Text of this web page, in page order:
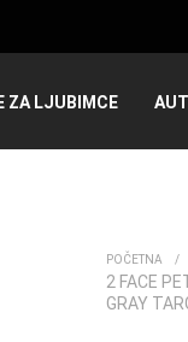
ZA LJUBIMCE
POČETNA /
2 FACE
GRAY